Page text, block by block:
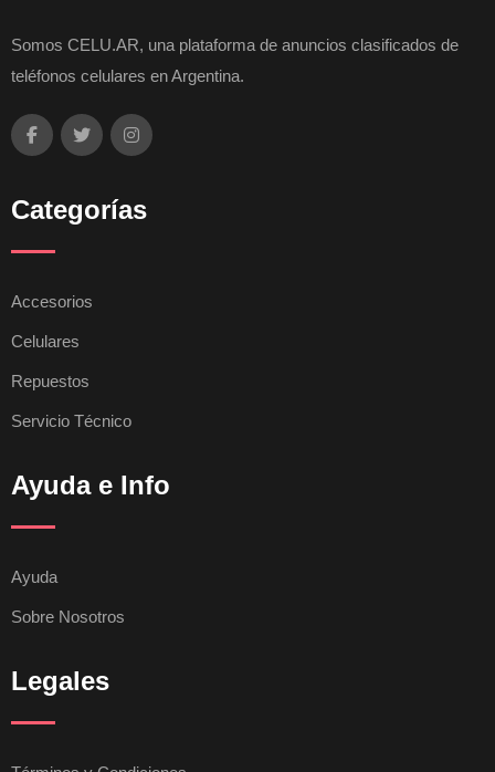
Somos CELU.AR, una plataforma de anuncios clasificados de
teléfonos celulares en Argentina.
Categorías
Accesorios
Celulares
Repuestos
Servicio Técnico
Ayuda e Info
Ayuda
Sobre Nosotros
Legales